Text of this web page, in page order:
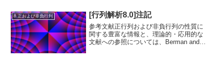
8.正および非負行列 [行列解析8.0]注記
参考文献正行列および非負行列の性質に
関する豊富な情報と、理論的・応用的な
文献への参照については、Berman and